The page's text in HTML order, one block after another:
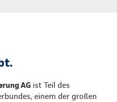
AG ist Teil des
einem der großen